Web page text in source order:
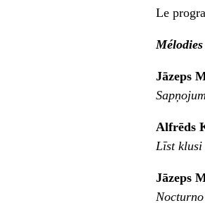
Le
Jāzeps
Alfrēds
Līst klusi
Jāzeps